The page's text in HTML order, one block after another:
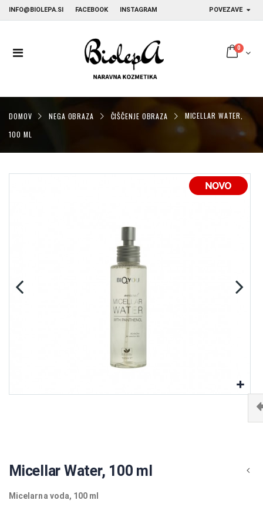
INSTAGRAM
FACEBOOK
INFO@BIOLEPA.SI POVEZAVE
0
DOMOV NEGA OBRAZA ČIŠČENJE OBRAZA
MICELLAR WATER,
100 ML
Micellar Water, 100 ml
Micelarna voda, 100 ml